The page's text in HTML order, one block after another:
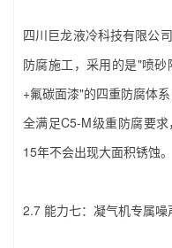
四川巨龙液冷科技有限公
防腐施工，采用的是"喷
+氟碳面漆"的四重防腐体
全满足C5-M级重防腐要
15年不会出现大面积锈蚀。
2.7 能力七：凝气机专属噪